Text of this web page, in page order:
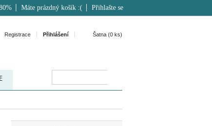
Máte prázdný košík :( Přihlašte se
Registrace Přihlášení Šatna (0 ks)